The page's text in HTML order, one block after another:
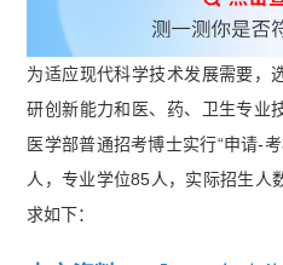
为适应现代科学技术发展需要，
研创新能力和医、药、卫生专业
医学部普通招考博士实行“申请-
人，专业学位85人，实际招生人
求如下：